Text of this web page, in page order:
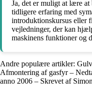
Ja, det er muligt at lære
tidligere erfaring med
introduktionskursus eller
vejledninger, der kan
maskinens funktioner og
Andre populære artikler:
Afmontering af gasfyr –
anno 2006 – Skrevet af